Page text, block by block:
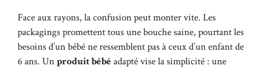
Face aux rayons, la confusion peut monter vite. Les
packagings promettent tous une bouche saine, pourtant les
besoins d’un bébé ne ressemblent pas à ceux d’un enfant de
6 ans. Unproduit bébéadapté vise la simplicité : une